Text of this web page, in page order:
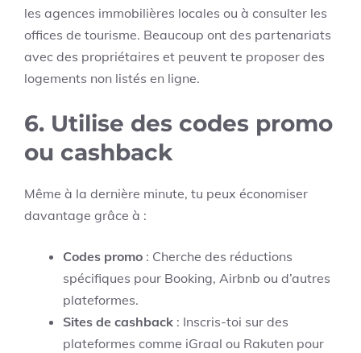
les agences immobilières locales ou à consulter les
offices de tourisme. Beaucoup ont des partenariats
avec des propriétaires et peuvent te proposer des
logements non listés en ligne.
6. Utilise des codes promo
ou cashback
Même à la dernière minute, tu peux économiser
davantage grâce à :
Codes promo : Cherche des réductions
spécifiques pour Booking, Airbnb ou d’autres
plateformes.
Sites de cashback : Inscris-toi sur des
plateformes comme iGraal ou Rakuten pour